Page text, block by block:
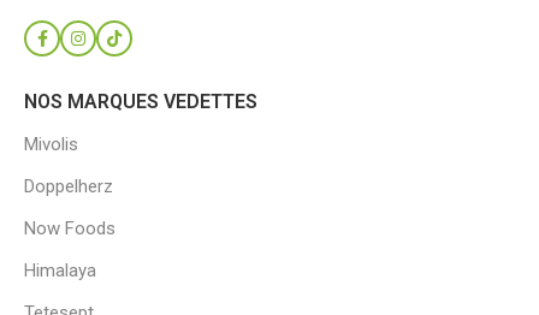
NOS MARQUES VEDETTES
Mivolis
Doppelherz
Now Foods
Himalaya